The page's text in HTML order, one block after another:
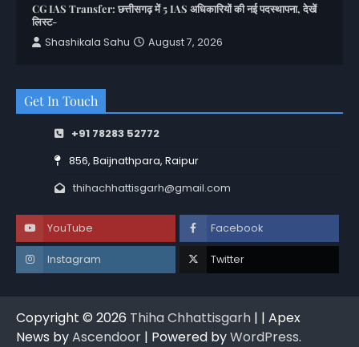
CG IAS Transfer: छत्तीसगढ़ में 5 IAS अधिकारियों की नई पदस्थापना, देखें
लिस्ट-
Shashikala Sahu
August 7, 2026
Get In Touch
+91 78283 52772
856, Baijnathpara, Raipur
thihachhattisgarh@gmail.com
YouTube Facebook
Instagram Twitter
Copyright © 2026 Thiha Chhattisgarh | | Apex
News byAscendoor | Powered byWordPress.